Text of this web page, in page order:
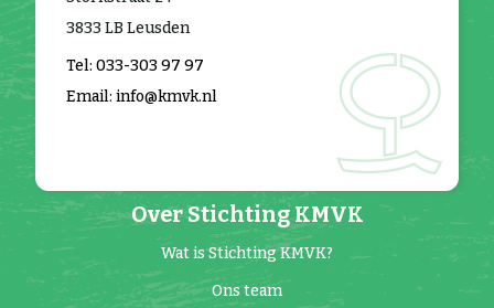
Over Stichting KMVK
Wat is Stichting KMVK?
Ons team
3833 LB Leusden
Tel: 033-303 97 97
Email: info@kmvk.nl